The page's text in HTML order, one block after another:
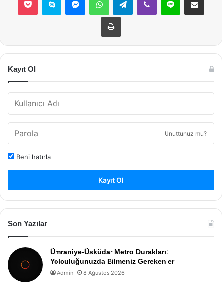
Yazdır
Kayıt Ol
Unuttunuz mu?
Beni hatırla
Kayıt Ol
Son Yazılar
Ümraniye-Üsküdar Metro Durakları:
Yolculuğunuzda Bilmeniz Gerekenler
Admin 8 Ağustos 2026